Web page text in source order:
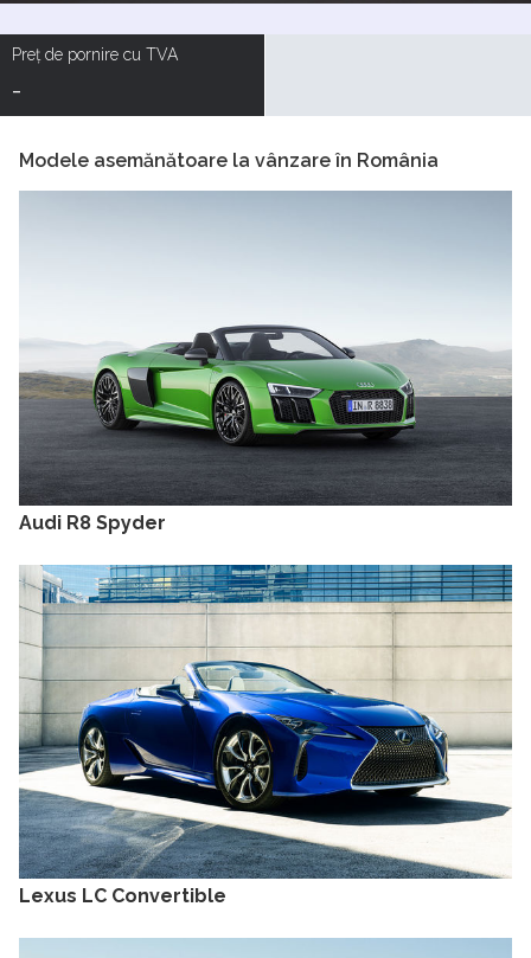
Preț de pornire cu TVA
-
Modele asemănătoare la vânzare în România
Audi R8 Spyder
Lexus LC Convertible